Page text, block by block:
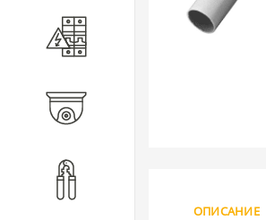
Электротехническое
ОПИСАНИЕ